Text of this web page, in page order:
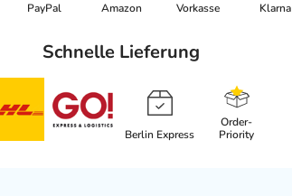
PayPal Amazon Vorkasse Klarna
Schnelle Lieferung
Berlin Express
Order-
Priority